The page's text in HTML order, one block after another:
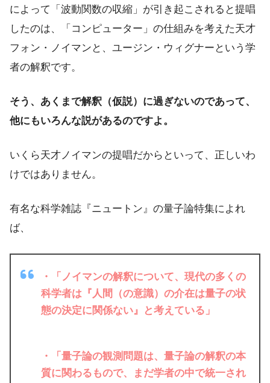
によって「波動関数の収縮」が引き起こされると提唱
したのは、「コンピューター」の仕組みを考えた天才
フォン・ノイマンと、ユージン・ウィグナーという学
者の解釈です。
そう、あくまで解釈（仮説）に過ぎないのであって、
他にもいろんな説があるのですよ。
いくら天才ノイマンの提唱だからといって、正しいわ
けではありません。
有名な科学雑誌『ニュートン』の量子論特集によれ
ば、
・「ノイマンの解釈について、現代の多くの
科学者は『人間（の意識）の介在は量子の状
態の決定に関係ない』と考えている」
・「量子論の観測問題は、量子論の解釈の本
質に関わるもので、まだ学者の中で統一され